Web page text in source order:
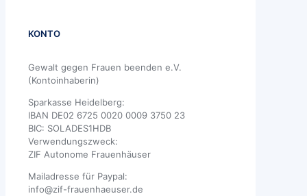
KONTO
Gewalt gegen Frauen beenden e.V.
(Kontoinhaberin)
Sparkasse Heidelberg:
IBAN DE02 6725 0020 0009 3750 23
BIC: SOLADES1HDB
Verwendungszweck:
ZIF Autonome Frauenhäuser
Mailadresse für Paypal:
info@zif-frauenhaeuser.de